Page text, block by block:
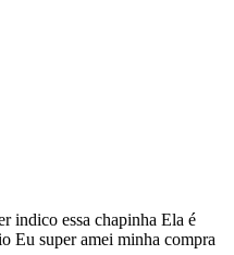
indico essa chapinha Ela é
Eu super amei minha compra